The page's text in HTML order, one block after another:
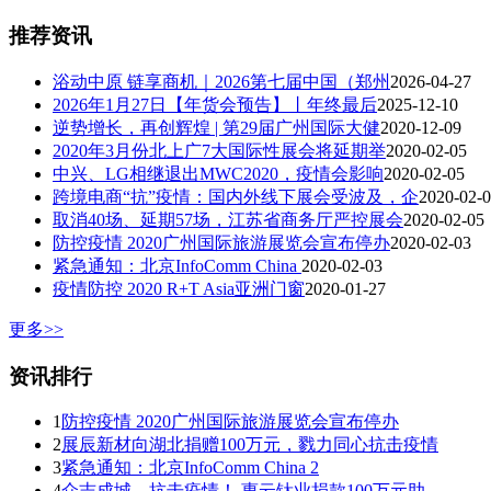
推荐资讯
浴动中原 链享商机｜2026第七届中国（郑州 2026-04-27
2026年1月27日【年货会预告】丨年终最后2025-12-10
逆势增长，再创辉煌 | 第29届广州国际大健2020-12-09
2020年3月份北上广7大国际性展会将延期举2020-02-05
中兴、LG相继退出MWC2020，疫情会影响2020-02-05
跨境电商“抗”疫情：国内外线下展会受波及，企2020-02-
取消40场、延期57场，江苏省商务厅严控展会2020-02-05
防控疫情 2020广州国际旅游展览会宣布停办2020-02-03
紧急通知：北京InfoComm China 2020-02-03
疫情防控 2020 R+T Asia亚洲门窗2020-01-27
更多>>
资讯排行
1 防控疫情 2020广州国际旅游展览会宣布停办
2展辰新材向湖北捐赠100万元，戮力同心抗击疫情
3紧急通知：北京InfoComm China 2